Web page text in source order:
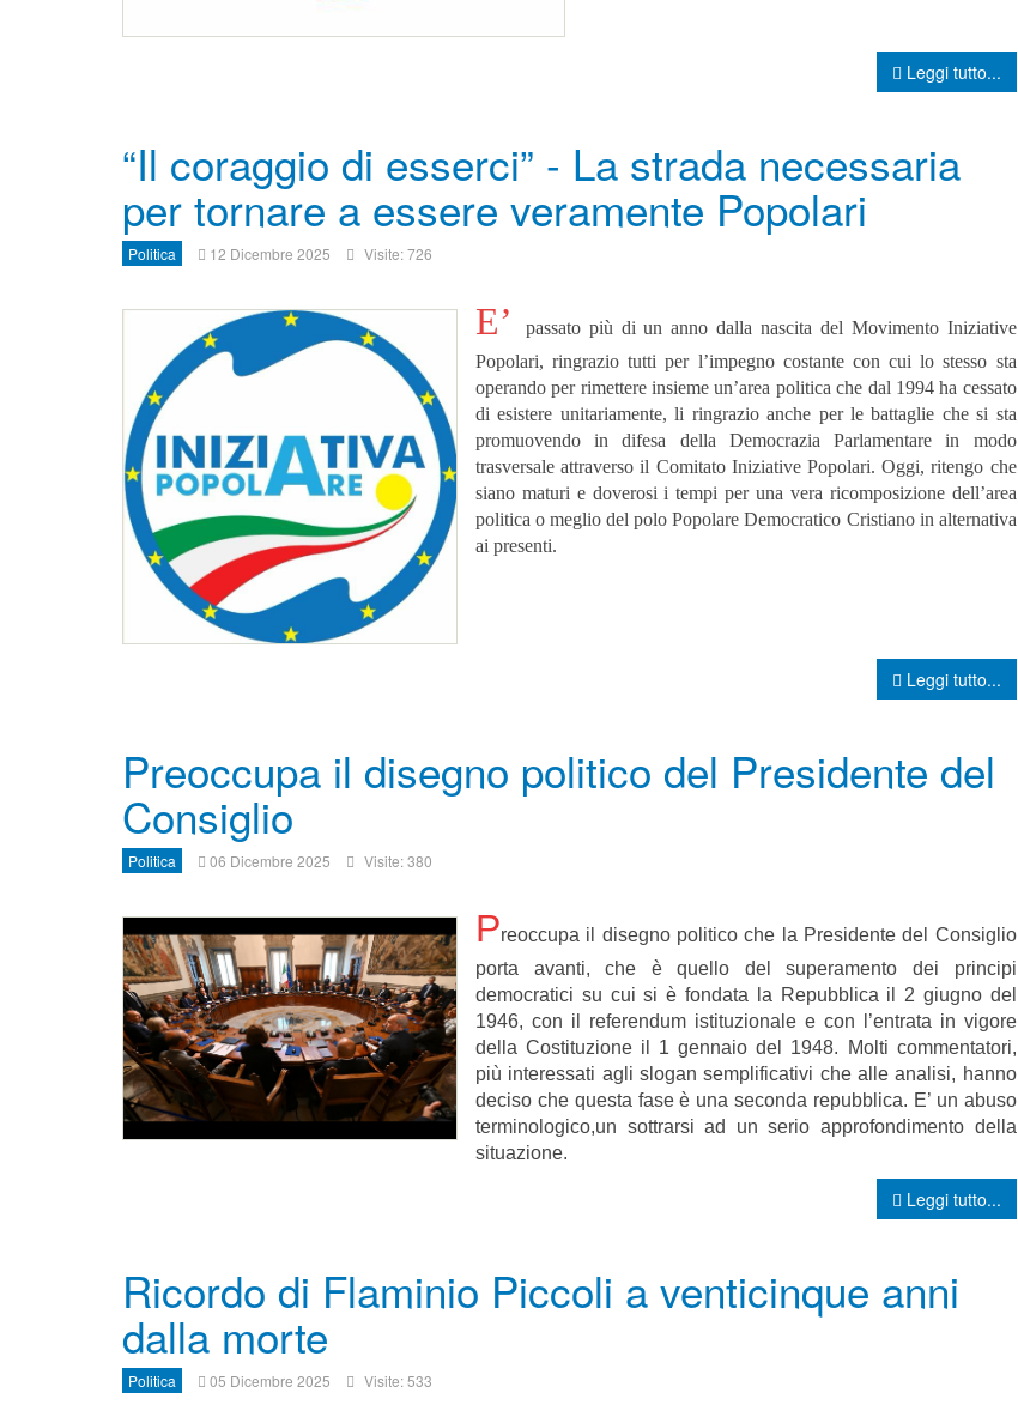
Leggi tutto...
“Il coraggio di esserci” - La strada necessaria
per tornare a essere veramente Popolari
Politica 12 Dicembre 2025 Visite: 726
E’
passato più di un anno dalla nascita del Movimento Iniziative
Popolari, ringrazio tutti per l’impegno costante con cui lo stesso sta
operando per rimettere insieme un’area politica che dal 1994 ha cessato
di esistere unitariamente, li ringrazio anche per le battaglie che si sta
promuovendo in difesa della Democrazia Parlamentare in modo
trasversale attraverso il Comitato Iniziative Popolari.Oggi, ritengo che
siano maturi e doverosi i tempi per una vera ricomposizione dell’area
politica o meglio del polo Popolare Democratico Cristiano in alternativa
ai presenti.
Leggi tutto...
Preoccupa il disegno politico del Presidente del
Consiglio
Politica 06 Dicembre 2025 Visite: 380
Preoccupa il disegno politico che la Presidente del Consiglio
porta avanti, che è quello del superamento dei principi
democratici su cui si è fondata la Repubblica il 2 giugno del
1946, con il referendum istituzionale e con l’entrata in vigore
della Costituzione il 1 gennaio del 1948. Molti commentatori,
più interessati agli slogan semplificativi che alle analisi, hanno
deciso che questa fase è una seconda repubblica. E’ un abuso
terminologico,un sottrarsi ad un serio approfondimento della
situazione.
Leggi tutto...
Ricordo di Flaminio Piccoli a venticinque anni
dalla morte
Politica 05 Dicembre 2025 Visite: 533